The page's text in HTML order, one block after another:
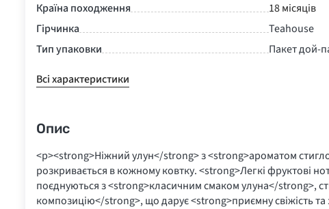
Країна походження
18 місяців
Гірчинка
Teahouse
Тип упаковки
Пакет дой-
Всі характеристики
Опис
<p><strong>Ніжний улун</strong> з <strong>ароматом
розкривається в кожному ковтку. <strong>Легкі фруктові
поєднуються з <strong>класичним смаком улуна</strong>,
композицію</strong>, що дарує <strong>приємну свіжість